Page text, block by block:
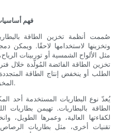
فهم
صُممت أنظمة تخزين الطاقة
وتخزينها لاستخدامها لاحقًا. ويمكن
مثل الألواح الشمسية أو توربينات
تخزين الطاقة الفائضة المُولّدة خلال
الطلب أو ينخفض ​​إنتاج الطاقة
المخزنة لتوفير إمداد فوري بالكهرباء.
يُعدّ نوع البطاريات المستخدمة أحد
الطاقة بالبطاريات. تهيمن بطاريات
لكفاءتها العالية، وعمرها الطويل،
تقنيات أخرى، مثل بطاريات الرصاص